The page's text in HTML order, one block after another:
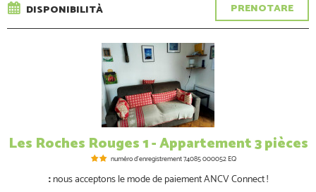
PRENOTARE
DISPONIBILITÀ
Les Roches Rouges 1 - Appartement 3 pièces
numéro d'enregistrement74085 000052 EQ
:nous acceptons le mode de paiement ANCV Connect !